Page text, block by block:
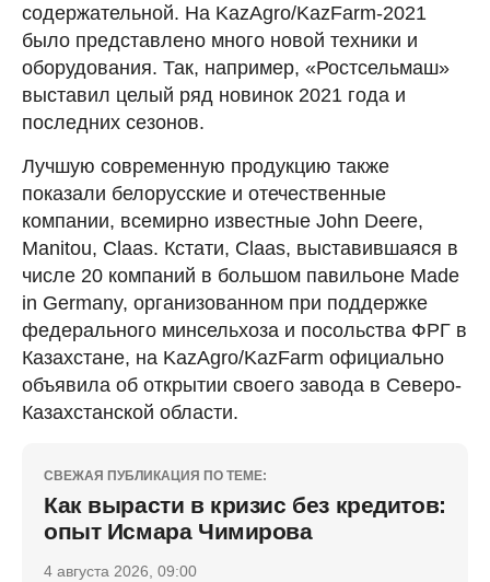
содержательной. На KazAgro/KazFarm-2021
было представлено много новой техники и
оборудования. Так, например, «Ростсельмаш»
выставил целый ряд новинок 2021 года и
последних сезонов.
Лучшую современную продукцию также
показали белорусские и отечественные
компании, всемирно известные John Deere,
Manitou, Claas. Кстати, Claas, выставившаяся в
числе 20 компаний в большом павильоне Made
in Germany, организованном при поддержке
федерального минсельхоза и посольства ФРГ в
Казахстане, на KazAgro/KazFarm официально
объявила об открытии своего завода в Северо-
Казахстанской области.
СВЕЖАЯ ПУБЛИКАЦИЯ ПО ТЕМЕ:
Как вырасти в кризис без кредитов:
опыт Исмара Чимирова
4 августа 2026, 09:00